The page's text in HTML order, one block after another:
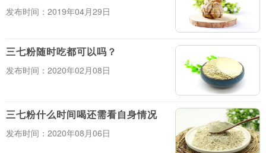
发布时间：2019年04月29日
三七粉随时吃都可以吗？
发布时间：2020年02月08日
三七粉什么时间喝还需看自身情况
发布时间：2020年08月06日